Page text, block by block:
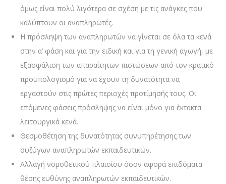
όμως είναι πολύ λιγότερα σε σχέση με τις ανάγκες που
καλύπτουν οι αναπληρωτές.
Η πρόσληψη των αναπληρωτών να γίνεται σε όλα τα κενά
στην α’ φάση και για την ειδική και για τη γενική αγωγή, με
εξασφάλιση των απαραίτητων πιστώσεων από τον κρατικό
προϋπολογισμό για να έχουν τη δυνατότητα να
εργαστούν στις πρώτες περιοχές προτίμησής τους. Οι
επόμενες φάσεις πρόσληψης να είναι μόνο για έκτακτα
λειτουργικά κενά.
Θεσμοθέτηση της δυνατότητας συνυπηρέτησης των
συζύγων αναπληρωτών εκπαιδευτικών.
Αλλαγή νομοθετικού πλαισίου όσον αφορά επιδόματα
θέσης ευθύνης αναπληρωτών εκπαιδευτικών.